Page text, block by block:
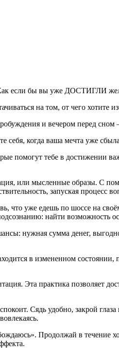
если бы вы уже ДОСТИГЛИ
на том, от чего хотите
и вечером перед
когда ваша мечта уже
помогут тебе в достижении
или мысленные образы. С
запуская процесс
что уже едешь по шоссе на
найти возможность
нужная сумма денег,
в измененном
Эта практика позволяет
Сядь удобно, закрой
Продолжай в